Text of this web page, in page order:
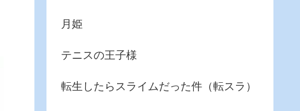
月姫
テニスの王子様
転生したらスライムだった件（転スラ）